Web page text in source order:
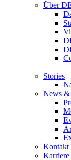
Über
Stories
News &
Kontakt
Karriere